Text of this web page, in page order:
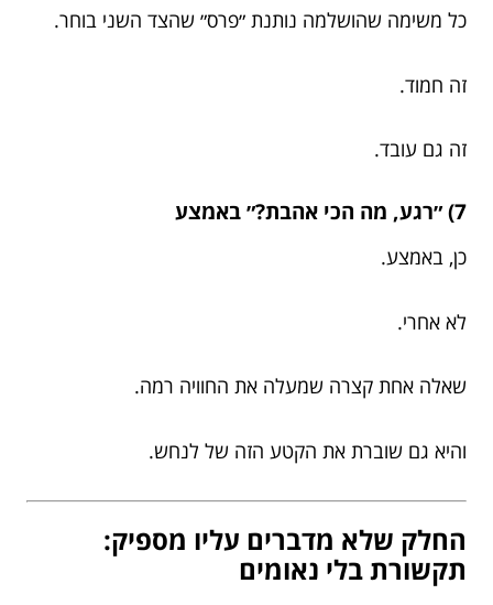
כל משימה שהושלמה נותנת ״פרס״ שהצד השני בוחר.
זה חמוד.
זה גם עובד.
7) ״רגע, מה הכי אהבת?״ באמצע
כן, באמצע.
לא אחרי.
שאלה אחת קצרה שמעלה את החוויה רמה.
והיא גם שוברת את הקטע הזה של לנחש.
החלק שלא מדברים עליו מספיק:
תקשורת בלי נאומים